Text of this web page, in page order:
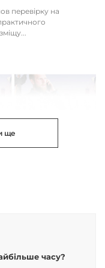
перевірку на
ще
часу?